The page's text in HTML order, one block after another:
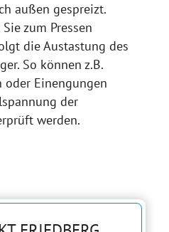
außen gespreizt.
zum Pressen
die Austastung des
So können z.B.
oder Einengungen
der
werden.